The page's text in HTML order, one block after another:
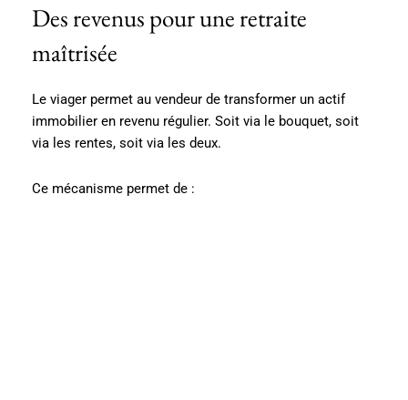
Des revenus pour une retraite
maîtrisée
Le viager permet au vendeur de transformer un actif
immobilier en revenu régulier. Soit via le bouquet, soit
via les rentes, soit via les deux.
Ce mécanisme permet de :